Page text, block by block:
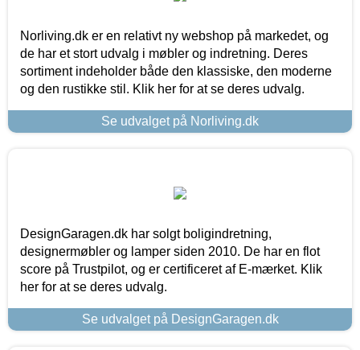
Norliving.dk er en relativt ny webshop på markedet, og
de har et stort udvalg i møbler og indretning. Deres
sortiment indeholder både den klassiske, den moderne
og den rustikke stil. Klik her for at se deres udvalg.
Se udvalget på Norliving.dk
DesignGaragen.dk har solgt boligindretning,
designermøbler og lamper siden 2010. De har en flot
score på Trustpilot, og er certificeret af E-mærket. Klik
her for at se deres udvalg.
Se udvalget på DesignGaragen.dk